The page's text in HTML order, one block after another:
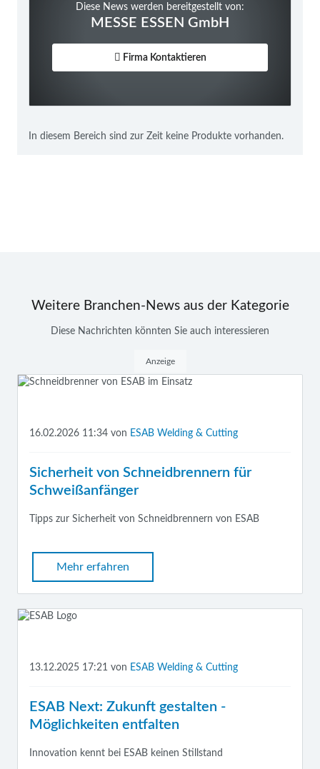
Diese News werden bereitgestellt von:
MESSE ESSEN GmbH
Firma Kontaktieren
In diesem Bereich sind zur Zeit keine Produkte vorhanden.
Weitere Branchen-News aus der Kategorie
Diese Nachrichten könnten Sie auch interessieren
Anzeige
16.02.2026 11:34 von ESAB Welding & Cutting
Sicherheit von Schneidbrennern für
Schweißanfänger
Tipps zur Sicherheit von Schneidbrennern von ESAB
Mehr erfahren
13.12.2025 17:21 von ESAB Welding & Cutting
ESAB Next: Zukunft gestalten -
Möglichkeiten entfalten
Innovation kennt bei ESAB keinen Stillstand